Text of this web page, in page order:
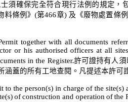
須確保完全符合現行法例的規定，
料條例》(第466章) 及《廢物處置條例
together with all documents
or his authorised officers at all
in the Register.許可證持有人
涵蓋的所有工地查閱。 凡提述本許可
to the person(s) in charge of the site(s)
of construction and operation of the